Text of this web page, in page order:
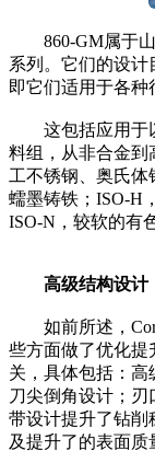
860-GM属于山
系列。它们的设计
即它们适用于各种
这包括应用于以
料组，从非合金到
工不锈钢、奥氏体
蠕墨铸铁；ISO-H
ISO-N，较软的有
高级结构设计
如前所述，
些方面做了优化提
关，具体包括：高
刀尖倒角设计；
带设计提升了钻削
及提升了的表面质